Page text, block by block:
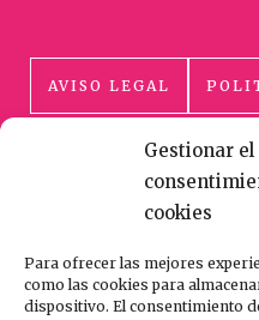
Gestionar el
cookies
Para ofrecer las mejores
como las cookies para
dispositivo. El consentimiento
AVISO LEGAL
POLÍTICA DE